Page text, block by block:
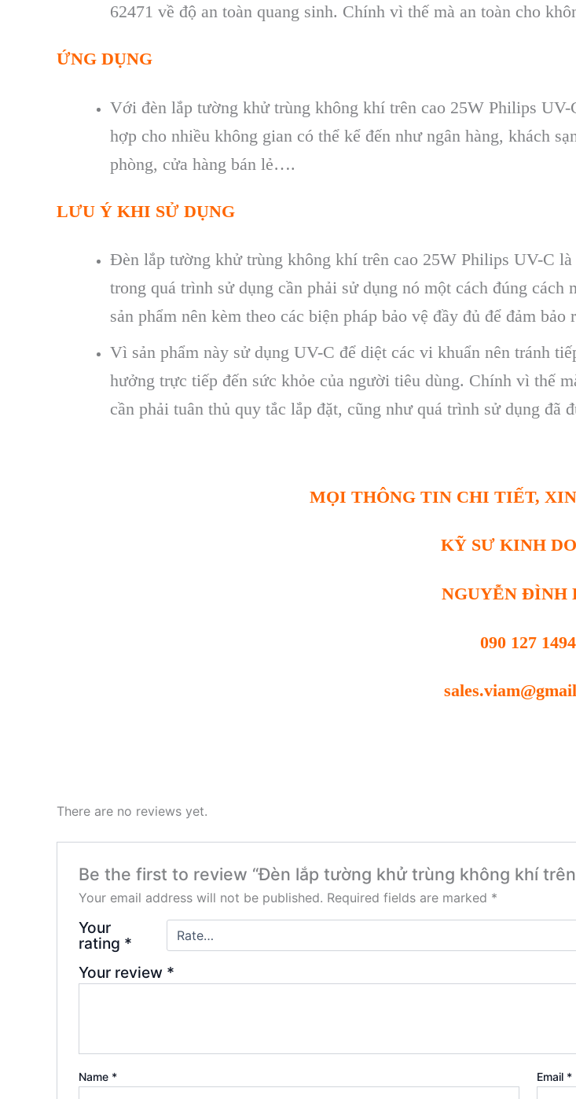
62471 về độ an toàn quang sinh. Chính vì thế mà an toàn cho
ỨNG DỤNG
Với đèn lắp tường khử trùng không khí trên cao 25W Philips
hợp cho nhiều không gian có thể kể đến như ngân hàng, khách
phòng, cửa hàng bán lẻ….
LƯU Ý KHI SỬ DỤNG
Đèn lắp tường khử trùng không khí trên cao 25W Philips UV-C
trong quá trình sử dụng cần phải sử dụng nó một cách đúng
sản phẩm nên kèm theo các biện pháp bảo vệ đầy đủ để đảm
Vì sản phẩm này sử dụng UV-C để diệt các vi khuẩn nên tránh
hưởng trực tiếp đến sức khỏe của người tiêu dùng. Chính vì thế
cần phải tuân thủ quy tắc lắp đặt, cũng như quá trình sử dụng đã
MỌI THÔNG TIN CHI TIẾT,
KỸ SƯ KINH
NGUYỄN ĐÌNH
090 127 1494
There are no reviews yet.
Be the first to review “Đèn lắp tường khử trùng không khí
Your email address will not be published. Required fields are marked *
Your
rating *
Your review *
Name * Email *